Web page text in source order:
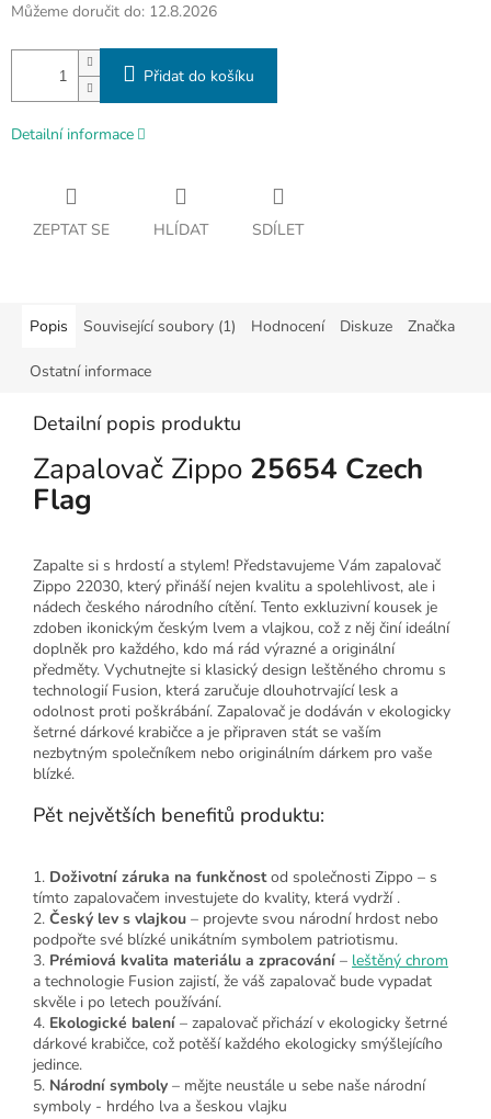
Můžeme doručit do: 12.8.2026
Přidat do košíku
Detailní informace
ZEPTAT SE HLÍDAT SDÍLET
Popis Související soubory (1) Hodnocení Diskuze Značka
Ostatní informace
Detailní popis produktu
Zapalovač Zippo 25654 Czech
Flag
Zapalte si s hrdostí a stylem! Představujeme Vám zapalovač
Zippo 22030, který přináší nejen kvalitu a spolehlivost, ale i
nádech českého národního cítění. Tento exkluzivní kousek je
zdoben ikonickým českým lvem a vlajkou, což z něj činí ideální
doplněk pro každého, kdo má rád výrazné a originální
předměty. Vychutnejte si klasický design leštěného chromu s
technologií Fusion, která zaručuje dlouhotrvající lesk a
odolnost proti poškrábání. Zapalovač je dodáván v ekologicky
šetrné dárkové krabičce a je připraven stát se vaším
nezbytným společníkem nebo originálním dárkem pro vaše
blízké.
Pět největších benefitů produktu:
1. Doživotní záruka na funkčnostod společnosti Zippo – s
tímto zapalovačem investujete do kvality, která vydrží .
2. Český lev s vlajkou – projevte svou národní hrdost nebo
podpořte své blízké unikátním symbolem patriotismu.
3. Prémiová kvalita materiálu a zpracování – leštěný chrom
a technologie Fusion zajistí, že váš zapalovač bude vypadat
skvěle i po letech používání.
4. Ekologické balení – zapalovač přichází v ekologicky šetrné
dárkové krabičce, což potěší každého ekologicky smýšlejícího
jedince.
5. Národní symboly – mějte neustále u sebe naše národní
symboly - hrdého lva a šeskou vlajku